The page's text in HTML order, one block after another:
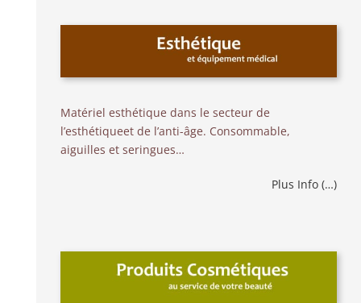
Matériel esthétique dans le secteur de
l’esthétiqueet de l’anti-âge. Consommable,
aiguilles et seringues…
Plus Info (…)